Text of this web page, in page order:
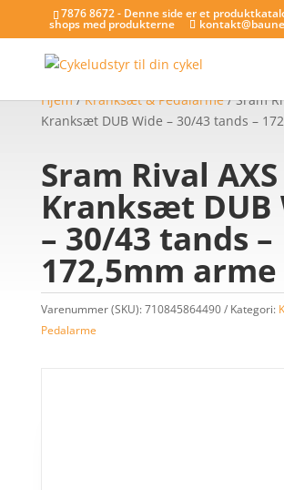
7876 8672 - Denne side er et
shops med produkterne
Hjem/Kranksæt & Pedalarme/ Sram
Kranksæt DUB Wide – 30/43 tands –
Sram Rival AXS
Kranksæt DUB
– 30/43 tands –
172,5mm arme
Varenummer (SKU):710845864490 Kategori:
Pedalarme